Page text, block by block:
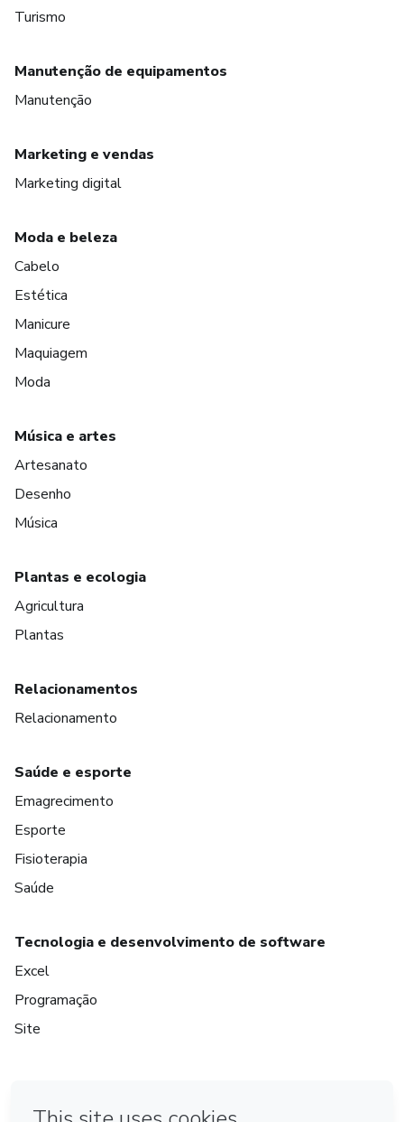
Turismo
Manutenção de equipamentos
Manutenção
Marketing e vendas
Marketing digital
Moda e beleza
Cabelo
Estética
Manicure
Maquiagem
Moda
Música e artes
Artesanato
Desenho
Música
Plantas e ecologia
Agricultura
Plantas
Relacionamentos
Relacionamento
Saúde e esporte
Emagrecimento
Esporte
Fisioterapia
Saúde
Tecnologia e desenvolvimento de software
Excel
Programação
Site
na Cidade do México